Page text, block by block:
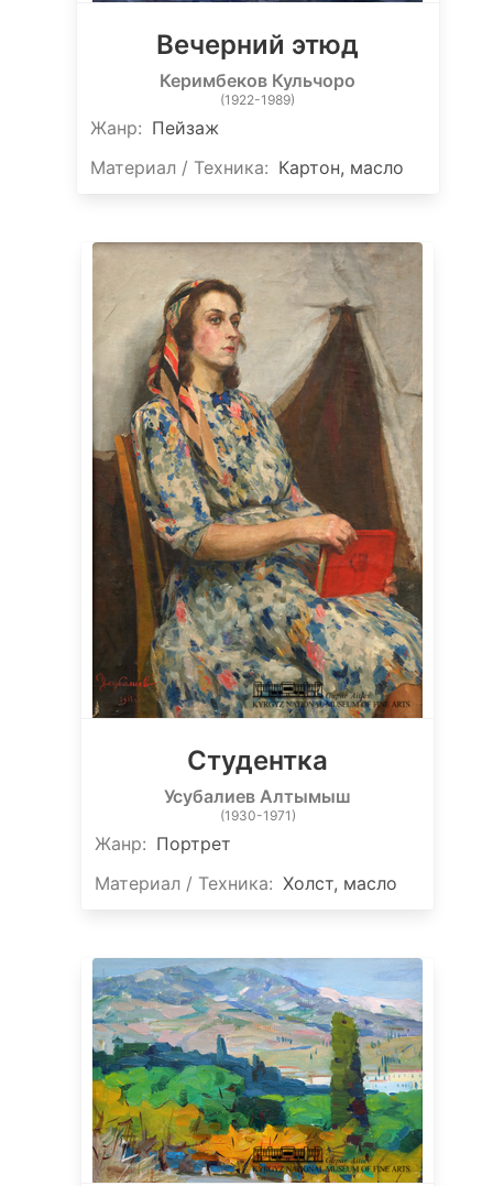
Вечерний этюд
Керимбеков Кульчоро
(1922-1989)
Жанр: Пейзаж
Материал / Техника: Картон, масло
Студентка
Усубалиев Алтымыш
(1930-1971)
Жанр: Портрет
Материал / Техника: Холст, масло